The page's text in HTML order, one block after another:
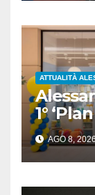
ATTUALITÀ
1°
AGO 8, 2026